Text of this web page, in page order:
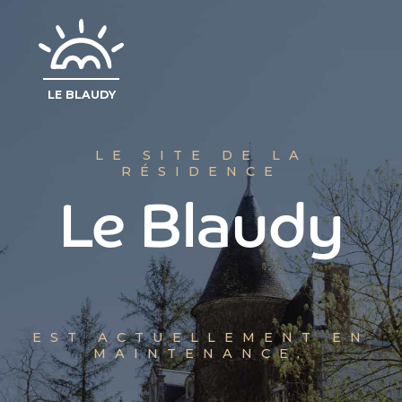
LE BLAUDY
LE SITE DE LA
RÉSIDENCE
Le Blaudy
EST ACTUELLEMENT EN
MAINTENANCE.